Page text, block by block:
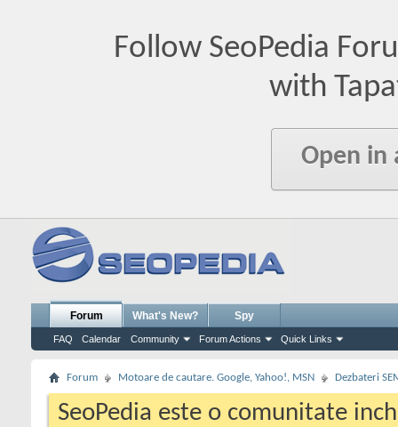
Follow SeoPedia
with
Open in
Forum
FAQ Calendar Community Forum Actions Quick Links
What's New? Spy
Forum Motoare de cautare. Google, Yahoo!, MSN Dezbateri
SeoPedia este o comunitate